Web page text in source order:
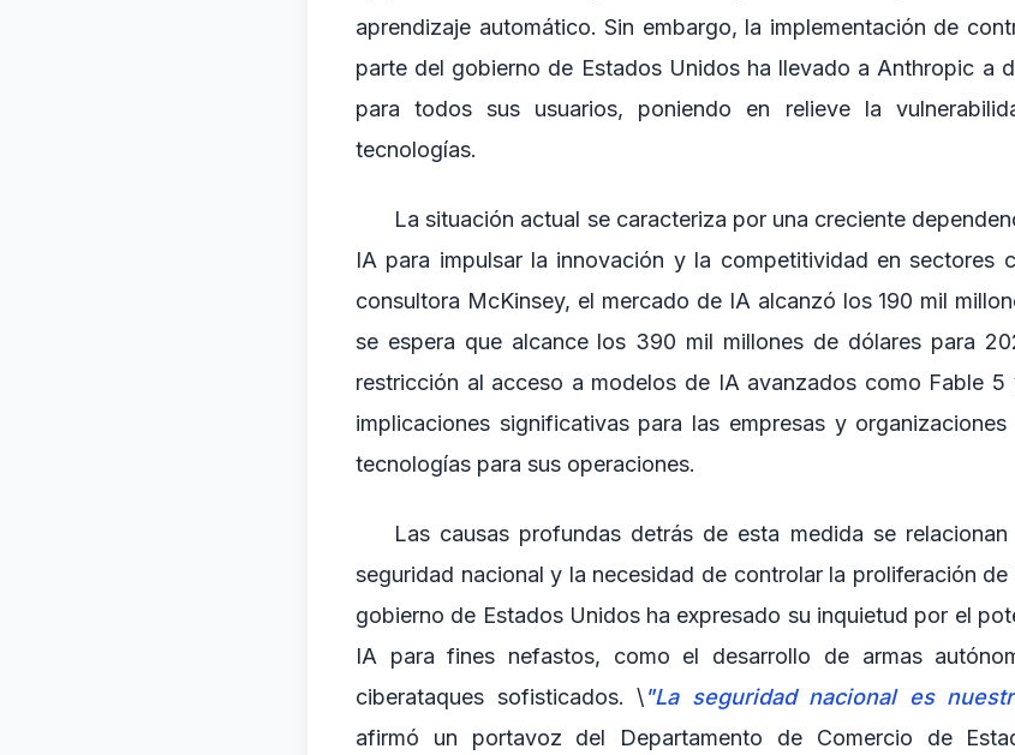
aprendizaje automático. Sin embargo, la implementación de
parte del gobierno de Estados Unidos ha llevado a Anthropic a
para todos sus usuarios, poniendo en relieve la
tecnologías.
La situación actual se caracteriza por una creciente
IA para impulsar la innovación y la competitividad en sectores
consultora McKinsey, el mercado de IA alcanzó los 190 mil
se espera que alcance los 390 mil millones de dólares para
restricción al acceso a modelos de IA avanzados como Fable
implicaciones significativas para las empresas y
tecnologías para sus operaciones.
Las causas profundas detrás de esta medida se
seguridad nacional y la necesidad de controlar la proliferación de
gobierno de Estados Unidos ha expresado su inquietud por el
IA para fines nefastos, como el desarrollo de armas
ciberataques sofisticados. \"La seguridad nacional es
afirmó un portavoz del Departamento de Comercio de